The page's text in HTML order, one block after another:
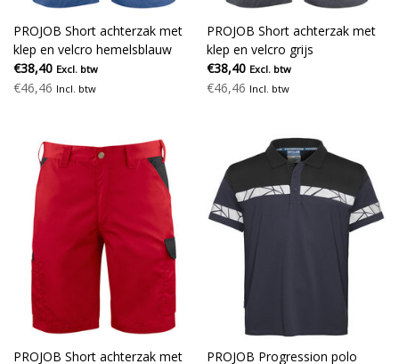
PROJOB Short achterzak met
klep en velcro hemelsblauw
€38,40 Excl. btw
€46,46 Incl. btw
PROJOB Short achterzak met
klep en velcro grijs
€38,40 Excl. btw
€46,46 Incl. btw
PROJOB Short achterzak met PROJOB Progression polo